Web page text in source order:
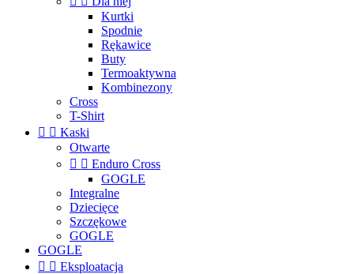
Kurtki
Spodnie
Rękawice
Buty
Termoaktywna
Kombinezony
Cross
T-Shirt
  Kaski
Otwarte
  Enduro Cross
GOGLE
Integralne
Dziecięce
Szczękowe
GOGLE
GOGLE
  Eksploatacja